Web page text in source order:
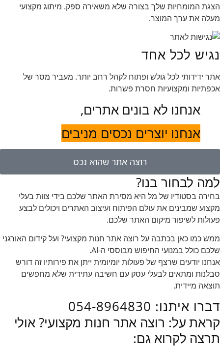
הצגת המומחיות שלך בצורה שלא משאירה ספק. מיתוג מקצועי
מעלה את ערך המוצר.
נגיש לכל אחד
אתר ידידותי לכל גולש ופתוח לקהל רחב יותר. מעביר מסר של
אכפתיות ומקצועיות חסרת פשרות.
אנחנו לא בונים אתרים,
אנחנו יוצרים נכסים מניבים
רוצה אתר שהוא נכס
למה לבחור בנו?
בחירה בסטודיו של מל היא מסירת האתר שלכם בידי צוות בעלי
מקצוע שמבינים את עולם הפיתוח ועיצוב האתרים ויכולים לבצע
פעולות לשיפור מיקום האתר שלכם.
ממש כמו כאן בכתבה על רוצה אתר חנות מקצועי? ועל קידום האורגני
שלכם כולל במנועי החיפוש מבוססי ה-AI.
אנחנו יודעים שרצף של פעולות יומיומית ייתן את פירותיו זה דורש
סבלנות ומתאים לבעלי עסק עם חשיבה עתידית שלא מחפשים
תוצאה מיידית.
דברו איתנו: 054-8964830
קראת על: רוצה אתר חנות מקצועי? אולי
תרצה לקרוא גם: